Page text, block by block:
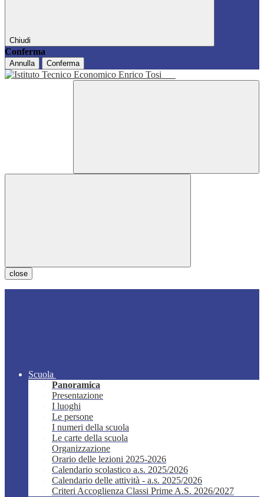
Chiudi
Conferma
Annulla Conferma
close
Scuola
Panoramica
Presentazione
I luoghi
Le persone
I numeri della scuola
Le carte della scuola
Organizzazione
Orario delle lezioni 2025-2026
Calendario scolastico a.s. 2025/2026
Calendario delle attività - a.s. 2025/2026
Criteri Accoglienza Classi Prime A.S. 2026/2027